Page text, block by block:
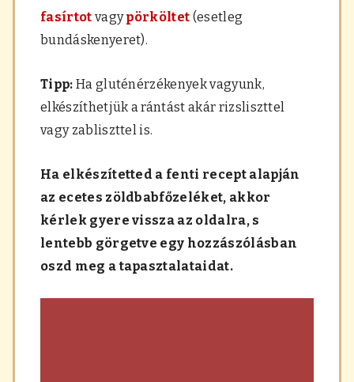
fasírtot vagypörköltet (esetleg
bundáskenyeret).
Tipp: Ha gluténérzékenyek vagyunk,
elkészíthetjük a rántást akár rizsliszttel
vagy zabliszttel is.
Ha elkészítetted a fenti recept alapján
az ecetes zöldbabfőzeléket, akkor
kérlek gyere vissza az oldalra, s
lentebb görgetve egy hozzászólásban
oszd meg a tapasztalataidat.